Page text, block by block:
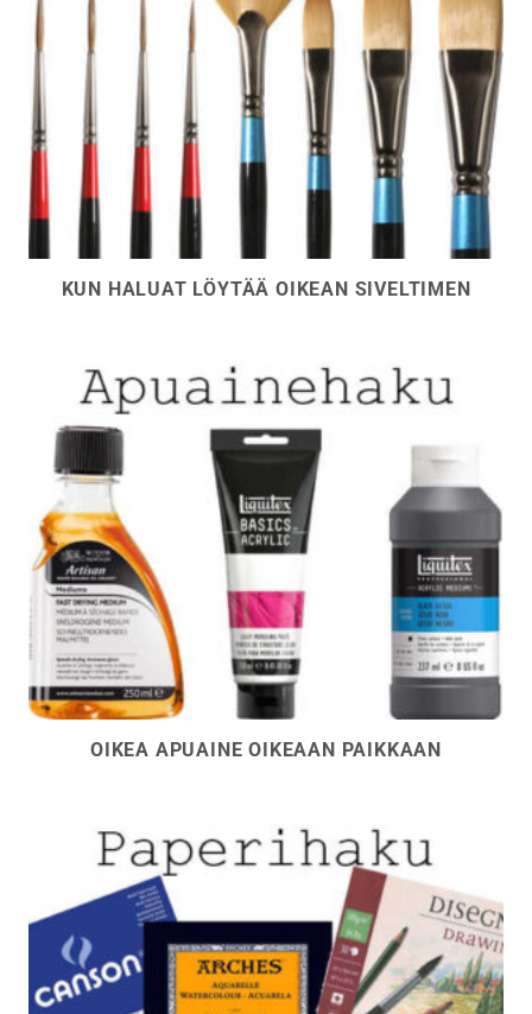
KUN HALUAT LÖYTÄÄ OIKEAN SIVELTIMEN
OIKEA APUAINE OIKEAAN PAIKKAAN